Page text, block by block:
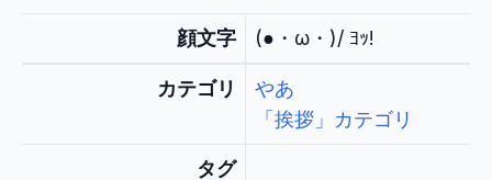
顔文字 (●・ω・)/ ﾖｯ!
カテゴリ
やあ
「挨拶」カテゴリ
タグ